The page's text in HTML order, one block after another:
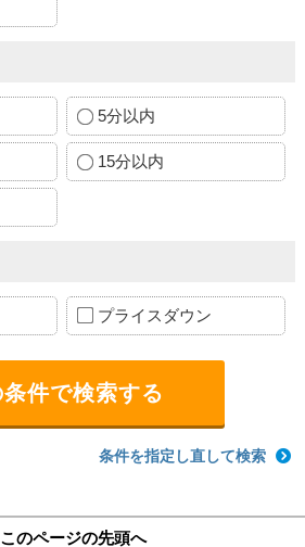
5分以内
15分以内
プライスダウン
条件を指定し直して検索
このページの先頭へ